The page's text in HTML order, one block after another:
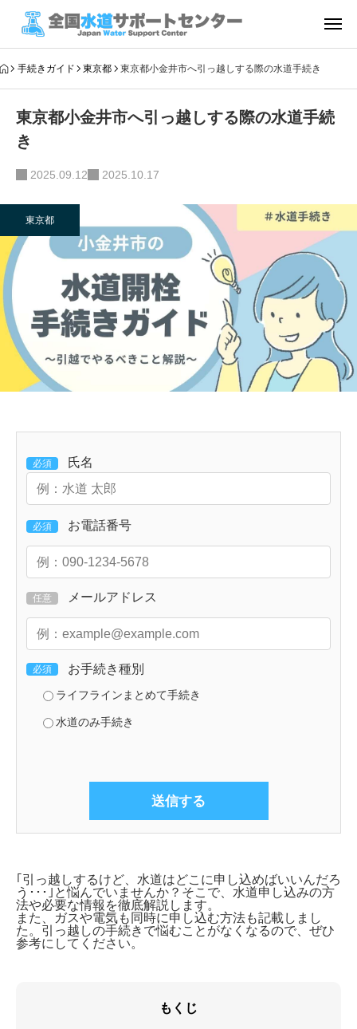
手続きガイド 東京都 東京都小金井市へ引っ越しする際の水道手続き
東京都小金井市へ引っ越しする際の水道手続
き
2025.09.12 2025.10.17
東京都
必須 氏名
必須 お電話番号
任意 メールアドレス
必須 お手続き種別
ライフラインまとめて手続き
水道のみ手続き
｢引っ越しするけど、水道はどこに申し込めばいいんだろ
う･･･｣と悩んでいませんか？そこで、 水道申し込みの方
法や必要な情報を徹底解説します。
また、ガスや電気も同時に申し込む方法も記載しまし
た。引っ越しの手続きで悩むことがなくなるので、ぜひ
参考にしてください。
もくじ